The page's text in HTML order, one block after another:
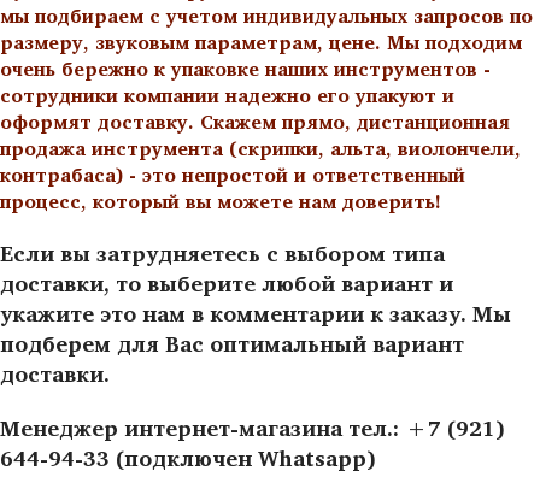
мы подбираем с учетом индивидуальных запросов по
размеру, звуковым параметрам, цене. Мы подходим
очень бережно к упаковке наших инструментов -
сотрудники компании надежно его упакуют и
оформят доставку. Скажем прямо, дистанционная
продажа инструмента (скрипки, альта, виолончели,
контрабаса) - это непростой и ответственный
процесс, который вы можете нам доверить!
Если вы затрудняетесь с выбором типа
доставки, то выберите любой вариант и
укажите это нам в комментарии к заказу. Мы
подберем для Вас оптимальный вариант
доставки.
Менеджер интернет-магазина тел.: +7 (921)
644-94-33 (подключен Whatsapp)